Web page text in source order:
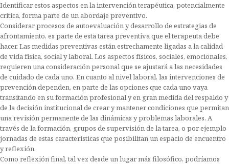
Identificar estos aspectos en la intervención terapéutica, potencialmente
crítica, forma parte de un abordaje preventivo.
Considerar procesos de autoevaluación y desarrollo de estrategias de
afrontamiento, es parte de esta tarea preventiva que el terapeuta debe
hacer. Las medidas preventivas están estrechamente ligadas a la calidad
de vida física, social y laboral. Los aspectos físicos, sociales, emocionales,
requieren una consideración personal que se ajustará a las necesidades
de cuidado de cada uno. En cuanto al nivel laboral, las intervenciones de
prevención dependen, en parte de las opciones que cada uno vaya
transitando en su formación profesional y en gran medida del respaldo y
de la decisión institucional de crear y mantener condiciones que permitan
una revisión permanente de las dinámicas y problemas laborales. A
través de la formación, grupos de supervisión de la tarea, o por ejemplo
jornadas de estas características que posibilitan un espacio de encuentro
y reflexión.
Como reflexión final, tal vez desde un lugar más filosófico, podríamos